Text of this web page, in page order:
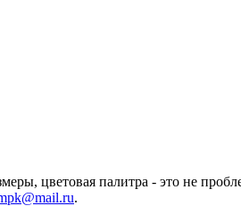
цветовая палитра - это не
.